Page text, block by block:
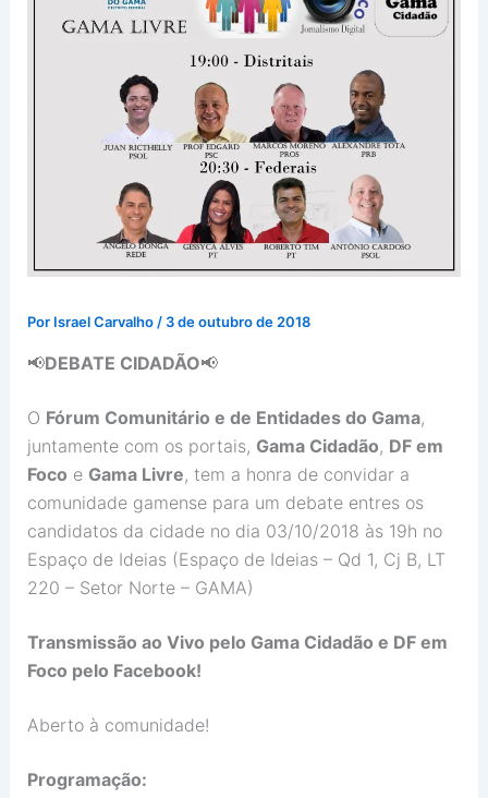
Por Israel Carvalho / 3 de outubro de 2018
📢DEBATE CIDADÃO📢
O Fórum Comunitário e de Entidades do Gama,
juntamente com os portais, Gama Cidadão, DF em
Foco e Gama Livre, tem a honra de convidar a
comunidade gamense para um debate entres os
candidatos da cidade no dia 03/10/2018 às 19h no
Espaço de Ideias (Espaço de Ideias – Qd 1, Cj B, LT
220 – Setor Norte – GAMA)
Transmissão ao Vivo pelo Gama Cidadão e DF em
Foco pelo Facebook!
Aberto à comunidade!
Programação: